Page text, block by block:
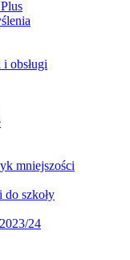
obsługi
mniejszości
do szkoły
24